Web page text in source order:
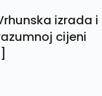
izrada i
cijeni